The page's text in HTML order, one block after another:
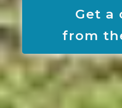
Get a
from